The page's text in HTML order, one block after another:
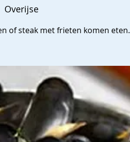
Overijse
of steak met frieten komen eten.